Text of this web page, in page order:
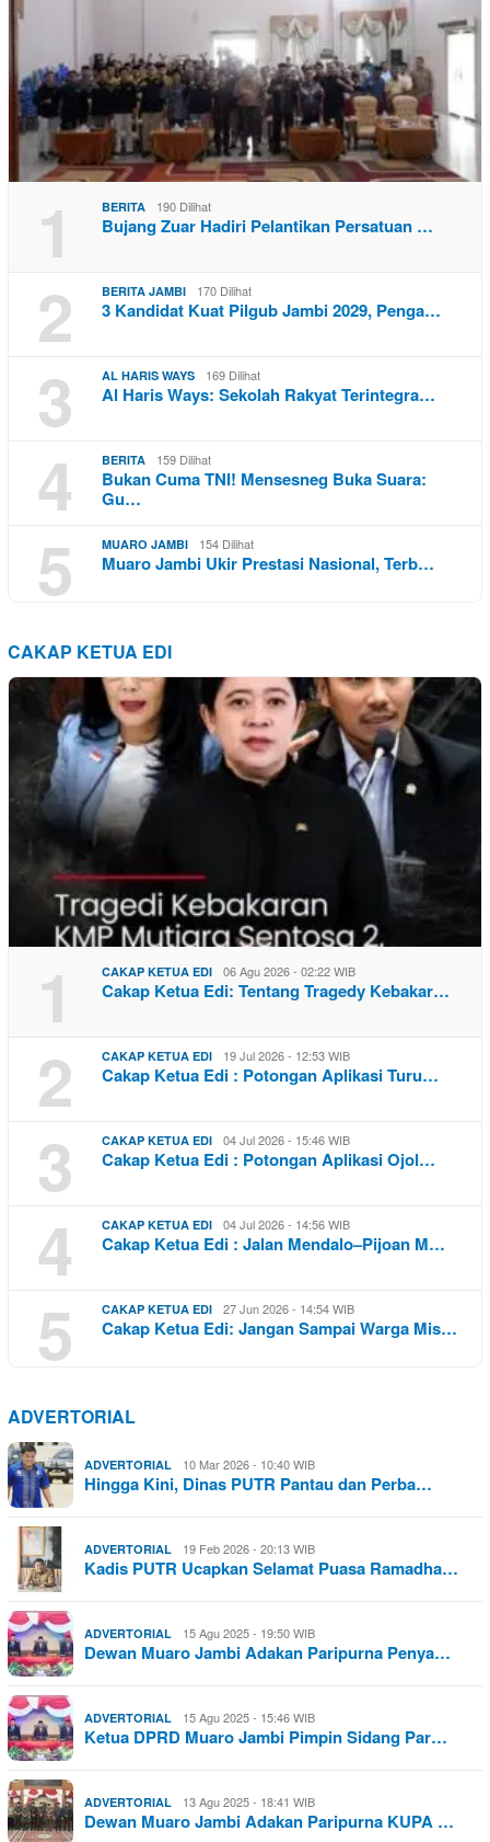
1 BERITA 190 Dilihat
Bujang Zuar Hadiri Pelantikan Persatuan …
2 BERITA JAMBI 170 Dilihat
3 Kandidat Kuat Pilgub Jambi 2029, Penga…
3 AL HARIS WAYS 169 Dilihat
Al Haris Ways: Sekolah Rakyat Terintegra…
4 BERITA 159 Dilihat
Bukan Cuma TNI! Mensesneg Buka Suara:
Gu…
5 MUARO JAMBI 154 Dilihat
Muaro Jambi Ukir Prestasi Nasional, Terb…
CAKAP KETUA EDI
1 CAKAP KETUA EDI 06 Agu 2026 - 02:22 WIB
Cakap Ketua Edi: Tentang Tragedy Kebakar…
2 CAKAP KETUA EDI 19 Jul 2026 - 12:53 WIB
Cakap Ketua Edi : Potongan Aplikasi Turu…
3 CAKAP KETUA EDI 04 Jul 2026 - 15:46 WIB
Cakap Ketua Edi : Potongan Aplikasi Ojol…
4 CAKAP KETUA EDI 04 Jul 2026 - 14:56 WIB
Cakap Ketua Edi : Jalan Mendalo–Pijoan M…
5 CAKAP KETUA EDI 27 Jun 2026 - 14:54 WIB
Cakap Ketua Edi: Jangan Sampai Warga Mis…
ADVERTORIAL
ADVERTORIAL 10 Mar 2026 - 10:40 WIB
Hingga Kini, Dinas PUTR Pantau dan Perba…
ADVERTORIAL 19 Feb 2026 - 20:13 WIB
Kadis PUTR Ucapkan Selamat Puasa Ramadha…
ADVERTORIAL 15 Agu 2025 - 19:50 WIB
Dewan Muaro Jambi Adakan Paripurna Penya…
ADVERTORIAL 15 Agu 2025 - 15:46 WIB
Ketua DPRD Muaro Jambi Pimpin Sidang Par…
ADVERTORIAL 13 Agu 2025 - 18:41 WIB
Dewan Muaro Jambi Adakan Paripurna KUPA …